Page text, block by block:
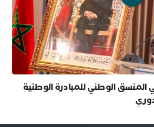
الوطني للمبادرة الوطنية